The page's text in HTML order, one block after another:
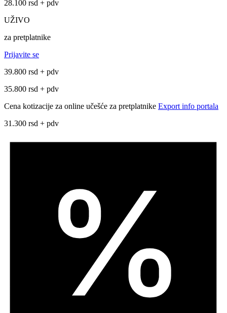
28.100 rsd + pdv
UŽIVO
za pretplatnike
Prijavite se
39.800 rsd + pdv
35.800 rsd + pdv
Cena kotizacije za online učešće za pretplatnike Export info portala
31.300 rsd + pdv